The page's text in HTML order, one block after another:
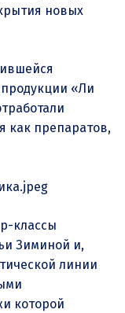
новых
«Ли
как препаратов,
классы
Зиминой и,
линии
которой